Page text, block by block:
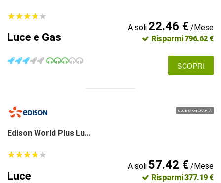
★★★★★
★★★★★
Luce e Gas
A soli 22.46 €/Mese
Risparmi 796.62 €
SCOPRI
LUCE MONORARIA
Edison World Plus Lu...
★★★★★
★★★★★
Luce
A soli 57.42 €/Mese
Risparmi 377.19 €